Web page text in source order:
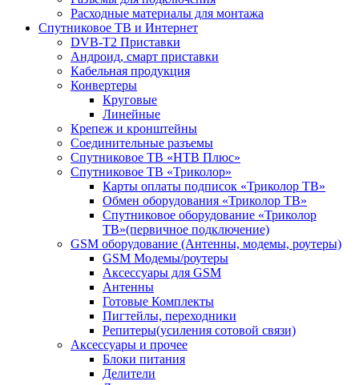
Расходные материалы для монтажа
Спутниковое ТВ и Интернет
DVB-Т2 Приставки
Андроид, смарт приставки
Кабельная продукция
Конвертеры
Круговые
Линейные
Крепеж и кронштейны
Соединительные разъемы
Спутниковое ТВ «НТВ Плюс»
Спутниковое ТВ «Триколор»
Карты оплаты подписок «Триколор ТВ»
Обмен оборудования «Триколор ТВ»
Спутниковое оборудование «Триколор
ТВ»(первичное подключение)
GSM оборудование (Антенны, модемы, роутеры)
GSM Модемы/роутеры
Аксессуары для GSM
Антенны
Готовые Комплекты
Пигтейлы, переходники
Репитеры(усиления сотовой связи)
Аксессуары и прочее
Блоки питания
Делители